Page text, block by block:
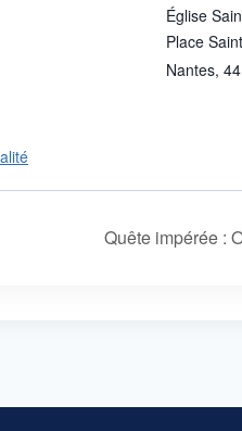
Église
Place
Nantes,
Quête impérée :